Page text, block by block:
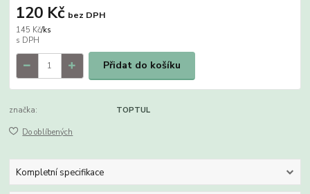
145 Kč/ks
120 Kč bez DPH
Přidat do košíku
značka: TOPTUL
Do oblíbených
Kompletní specifikace